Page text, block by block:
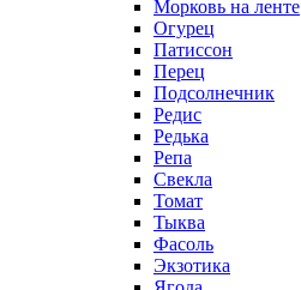
Морковь на ленте
Огурец
Патиссон
Перец
Подсолнечник
Редис
Редька
Репа
Свекла
Томат
Тыква
Фасоль
Экзотика